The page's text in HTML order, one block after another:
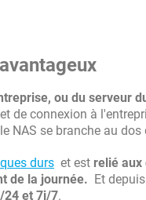
ou du serveur
de connexion à
NAS se branche au dos
durs et est relié
de la journée. Et
24 et 7j/7.